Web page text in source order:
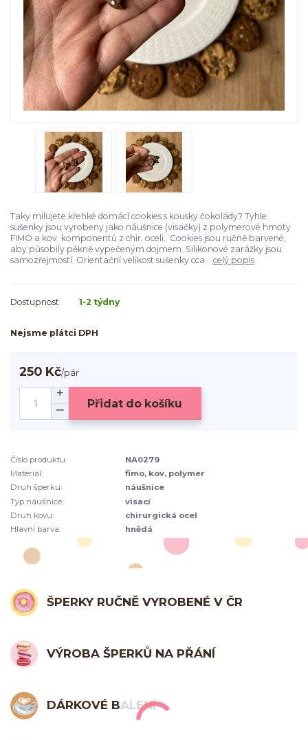
Taky milujete křehké domácí cookies s kousky čokolády? Tyhle
sušenky jsou vyrobeny jako náušnice (visačky) z polymerové hmoty
FIMO a kov. komponentů z chir. oceli. Cookies jsou ručně barvené,
aby působily pěkně vypečeným dojmem. Silikonové zarážky jsou
samozřejmostí. Orientační velikost sušenky cca... celý popis
Dostupnost 1-2 týdny
Nejsme plátci DPH
250 Kč/pár
Přidat do košíku
Číslo produktu:
NA0279
Materiál:
fimo, kov, polymer
Druh šperku:
náušnice
Typ náušnice:
visací
Druh kovu:
chirurgická ocel
Hlavní barva:
hnědá
ŠPERKY RUČNĚ VYROBENÉ V ČR
VÝROBA ŠPERKŮ NA PŘÁNÍ
DÁRKOVÉ BALENÍ